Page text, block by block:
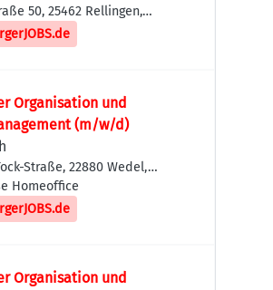
50, 25462 Rellingen,
Organisation und
(m/w/d)
Straße, 22880 Wedel,
Homeoffice
Organisation und